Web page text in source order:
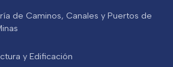
de Caminos, Canales y Puertos de
y Edificación